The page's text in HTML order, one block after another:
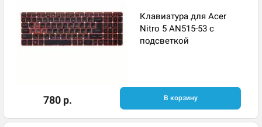
Клавиатура для Acer
Nitro 5 AN515-53 с
подсветкой
780 р. В корзину